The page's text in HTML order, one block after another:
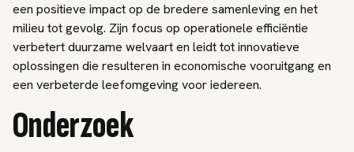
een positieve impact op de bredere samenleving en het
milieu tot gevolg. Zijn focus op operationele efficiëntie
verbetert duurzame welvaart en leidt tot innovatieve
oplossingen die resulteren in economische vooruitgang en
een verbeterde leefomgeving voor iedereen.
Onderzoek